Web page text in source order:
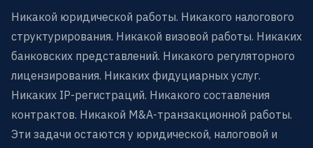
Никакой юридической работы. Никакого налогового
структурирования. Никакой визовой работы. Никаких
банковских представлений. Никакого регуляторного
лицензирования. Никаких фидуциарных услуг.
Никаких IP-регистраций. Никакого составления
контрактов. Никакой M&A-транзакционной работы.
Эти задачи остаются у юридической, налоговой и